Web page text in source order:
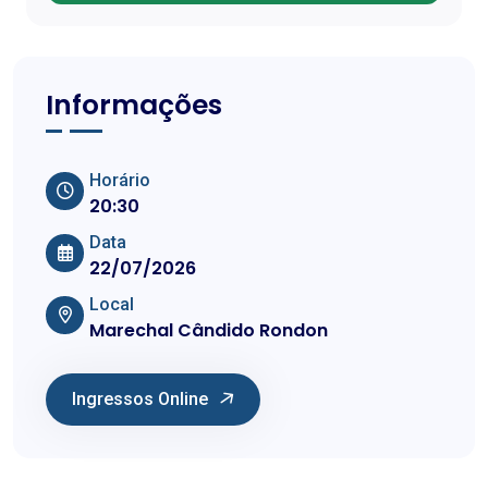
Informações
Horário
20:30
Data
22/07/2026
Local
Marechal Cândido Rondon
Ingressos Online